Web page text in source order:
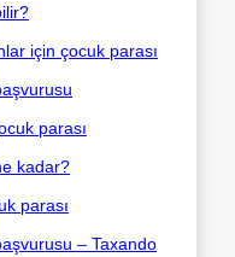
için çocuk parası
parası
kadar?
parası
– Taxando